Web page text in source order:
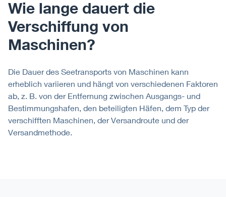
Wie lange dauert die
Verschiffung von
Maschinen?
Die Dauer des Seetransports von Maschinen kann
erheblich variieren und hängt von verschiedenen Faktoren
ab, z. B. von der Entfernung zwischen Ausgangs- und
Bestimmungshafen, den beteiligten Häfen, dem Typ der
verschifften Maschinen, der Versandroute und der
Versandmethode.